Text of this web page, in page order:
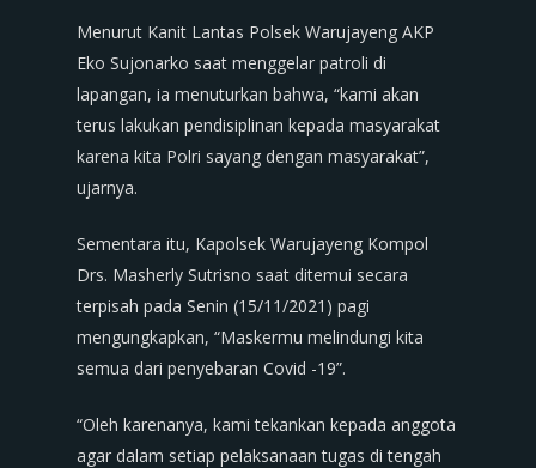
Menurut Kanit Lantas Polsek Warujayeng AKP
Eko Sujonarko saat menggelar patroli di
lapangan, ia menuturkan bahwa, “kami akan
terus lakukan pendisiplinan kepada masyarakat
karena kita Polri sayang dengan masyarakat”,
ujarnya.
Sementara itu, Kapolsek Warujayeng Kompol
Drs. Masherly Sutrisno saat ditemui secara
terpisah pada Senin (15/11/2021) pagi
mengungkapkan, “Maskermu melindungi kita
semua dari penyebaran Covid -19”.
“Oleh karenanya, kami tekankan kepada anggota
agar dalam setiap pelaksanaan tugas di tengah